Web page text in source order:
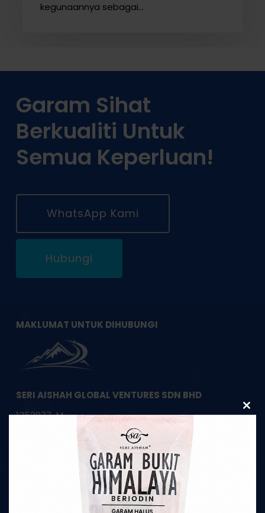
kegunaannya sebagai…
Garam Sihat
Berkualiti Untuk
Semua Keperluan!
WhatsApp Kami
Hubungi
MAKLUMAT UNTUK DIHUBUNGI
SERI AISHAH GLOBAL VENTURES SDN BHD
1353977-M
HQ Pembekal Garam Bukit Asli Himalaya
22, Jalan Apollo U5/191,
Bandar Pinggiran Subang,
40150 Shah Alam, Selangor